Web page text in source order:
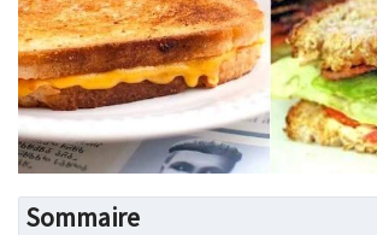
Sommaire